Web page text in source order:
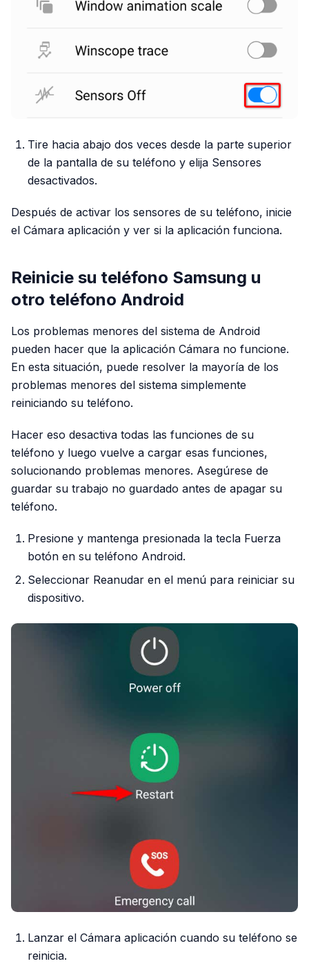
Tire hacia abajo dos veces desde la parte superior
de la pantalla de su teléfono y elija Sensores
desactivados.
Después de activar los sensores de su teléfono, inicie
el Cámara aplicación y ver si la aplicación funciona.
Reinicie su teléfono Samsung u
otro teléfono Android
Los problemas menores del sistema de Android
pueden hacer que la aplicación Cámara no funcione.
En esta situación, puede resolver la mayoría de los
problemas menores del sistema simplemente
reiniciando su teléfono.
Hacer eso desactiva todas las funciones de su
teléfono y luego vuelve a cargar esas funciones,
solucionando problemas menores. Asegúrese de
guardar su trabajo no guardado antes de apagar su
teléfono.
Presione y mantenga presionada la tecla Fuerza
botón en su teléfono Android.
Seleccionar Reanudar en el menú para reiniciar su
dispositivo.
Lanzar el Cámara aplicación cuando su teléfono se
reinicia.